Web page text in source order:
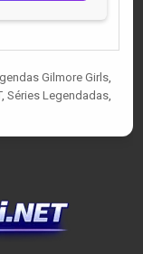
Gilmore Girls,
, Séries Legendadas,